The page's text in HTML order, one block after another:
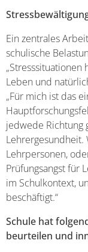
Ein zentrales
schulische
Leben und
„Für mich ist das
jedwede Richtung
Lehrergesundheit.
Lehrpersonen,
Prüfungsangst für
im Schulkontext,
beschäftigt.“
Schule hat
beurteilen und